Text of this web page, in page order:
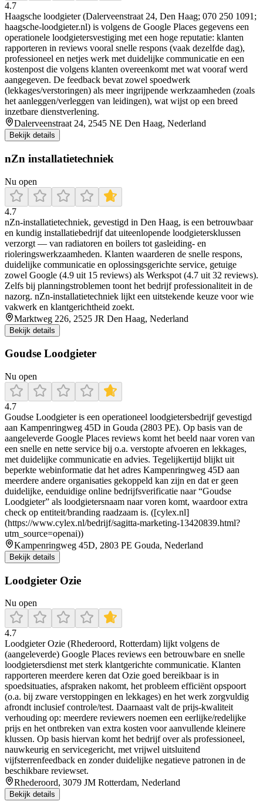
4.7
Haagsche loodgieter (Dalerveenstraat 24, Den Haag; 070 250 1091;
haagsche-loodgieter.nl) is volgens de Google Places gegevens een
operationele loodgietersvestiging met een hoge reputatie: klanten
rapporteren in reviews vooral snelle respons (vaak dezelfde dag),
professioneel en netjes werk met duidelijke communicatie en een
kostenpost die volgens klanten overeenkomt met wat vooraf werd
aangegeven. De feedback bevat zowel spoedwerk
(lekkages/verstoringen) als meer ingrijpende werkzaamheden (zoals
het aanleggen/verleggen van leidingen), wat wijst op een breed
inzetbare dienstverlening.
Dalerveenstraat 24, 2545 NE Den Haag, Nederland
Bekijk details
nZn installatietechniek
Nu open
4.7
nZn‑installatietechniek, gevestigd in Den Haag, is een betrouwbaar
en kundig installatiebedrijf dat uiteenlopende loodgietersklussen
verzorgt — van radiatoren en boilers tot gasleiding- en
rioleringswerkzaamheden. Klanten waarderen de snelle respons,
duidelijke communicatie en oplossingsgerichte service, getuige
zowel Google (4.9 uit 15 reviews) als Werkspot (4.7 uit 32 reviews).
Zelfs bij planningstroblemen toont het bedrijf professionaliteit in de
nazorg. nZn‑installatietechniek lijkt een uitstekende keuze voor wie
vakwerk en klantgerichtheid zoekt.
Marktweg 226, 2525 JR Den Haag, Nederland
Bekijk details
Goudse Loodgieter
Nu open
4.7
Goudse Loodgieter is een operationeel loodgietersbedrijf gevestigd
aan Kampenringweg 45D in Gouda (2803 PE). Op basis van de
aangeleverde Google Places reviews komt het beeld naar voren van
een snelle en nette service bij o.a. verstopte afvoeren en lekkages,
met duidelijke communicatie en advies. Tegelijkertijd blijkt uit
beperkte webinformatie dat het adres Kampenringweg 45D aan
meerdere andere organisaties gekoppeld kan zijn en dat er geen
duidelijke, eenduidige online bedrijfsverificatie naar “Goudse
Loodgieter” als loodgietersnaam naar voren komt, waardoor extra
check op entiteit/branding raadzaam is. ([cylex.nl]
(https://www.cylex.nl/bedrijf/sagitta-marketing-13420839.html?
utm_source=openai))
Kampenringweg 45D, 2803 PE Gouda, Nederland
Bekijk details
Loodgieter Ozie
Nu open
4.7
Loodgieter Ozie (Rhederoord, Rotterdam) lijkt volgens de
(aangeleverde) Google Places reviews een betrouwbare en snelle
loodgietersdienst met sterk klantgerichte communicatie. Klanten
rapporteren meerdere keren dat Ozie goed bereikbaar is in
spoedsituaties, afspraken nakomt, het probleem efficiënt opspoort
(o.a. bij zware verstoppingen en lekkages) en het werk zorgvuldig
afrondt inclusief controle/test. Daarnaast valt de prijs-kwaliteit
verhouding op: meerdere reviewers noemen een eerlijke/redelijke
prijs en het ontbreken van extra kosten voor aanvullende kleinere
klussen. Op basis hiervan komt het bedrijf over als professioneel,
nauwkeurig en servicegericht, met vrijwel uitsluitend
vijfsterrenfeedback en zonder duidelijke negatieve patronen in de
beschikbare reviewset.
Rhederoord, 3079 JM Rotterdam, Nederland
Bekijk details